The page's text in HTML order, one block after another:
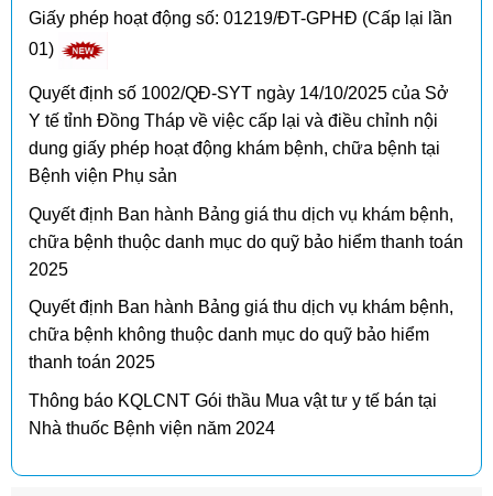
Giấy phép hoạt động số: 01219/ĐT-GPHĐ (Cấp lại lần
01)
Quyết định số 1002/QĐ-SYT ngày 14/10/2025 của Sở
Y tế tỉnh Đồng Tháp về việc cấp lại và điều chỉnh nội
dung giấy phép hoạt động khám bệnh, chữa bệnh tại
Bệnh viện Phụ sản
Quyết định Ban hành Bảng giá thu dịch vụ khám bệnh,
chữa bệnh thuộc danh mục do quỹ bảo hiểm thanh toán
2025
Quyết định Ban hành Bảng giá thu dịch vụ khám bệnh,
chữa bệnh không thuộc danh mục do quỹ bảo hiểm
thanh toán 2025
Thông báo KQLCNT Gói thầu Mua vật tư y tế bán tại
Nhà thuốc Bệnh viện năm 2024